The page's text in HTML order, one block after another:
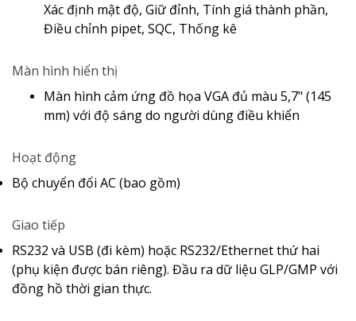
Xác định mật độ, Giữ đỉnh, Tính giá thành phần,
Điều chỉnh pipet, SQC, Thống kê
Màn hình hiển thị
Màn hình cảm ứng đồ họa VGA đủ màu 5,7" (145
mm) với độ sáng do người dùng điều khiển
Hoạt động
Bộ chuyển đổi AC (bao gồm)
Giao tiếp
RS232 và USB (đi kèm) hoặc RS232/Ethernet thứ hai
(phụ kiện được bán riêng). Đầu ra dữ liệu GLP/GMP với
đồng hồ thời gian thực.